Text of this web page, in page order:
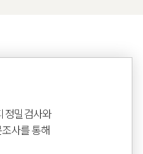
정밀검사와
사를 통해